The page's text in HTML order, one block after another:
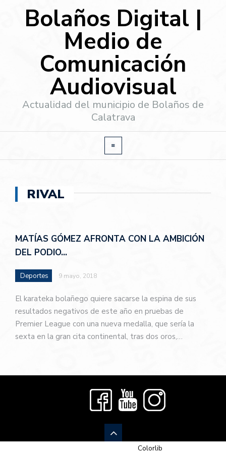
Bolaños Digital |
Medio de
Comunicación
Audiovisual
Actualidad del municipio de Bolaños de
Calatrava
RIVAL
MATÍAS GÓMEZ AFRONTA CON LA AMBICIÓN
DEL PODIO…
Deportes 9 mayo, 2018
El karateka bolañego quiere sacarse la espina de sus
resultados negativos de este año en pruebas de
Premier League con una nueva medalla, que sería la
sexta en la gran cita continental, tras dos oros,…
Colorlib